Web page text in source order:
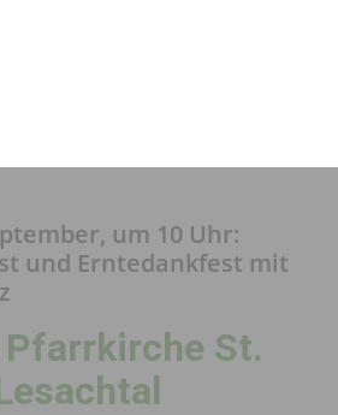
um 10 Uhr:
und Erntedankfest mit
St.